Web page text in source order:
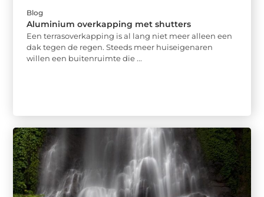
Blog
Aluminium overkapping met shutters
Een terrasoverkapping is al lang niet meer alleen een
dak tegen de regen. Steeds meer huiseigenaren
willen een buitenruimte die ...